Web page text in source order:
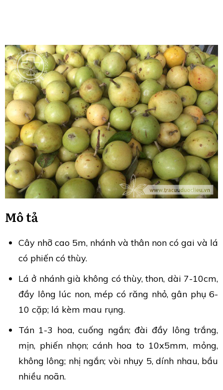
Mô tả
Cây nhỡ cao 5m, nhánh và thân non có gai và lá
có phiến có thùy.
Lá ở nhánh già không có thùy, thon, dài 7-10cm,
đầy lông lúc non, mép có răng nhỏ, gân phụ 6-
10 cặp; lá kèm mau rụng.
Tán 1-3 hoa, cuống ngắn; đài đầy lông trắng,
mịn, phiến nhọn; cánh hoa to 10x5mm, mỏng,
không lông; nhị ngắn; vòi nhụy 5, dính nhau, bầu
nhiều noãn.